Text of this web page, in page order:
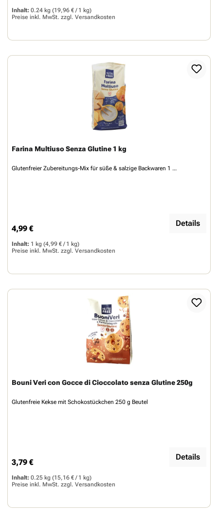
Inhalt: 0.24 kg (19,96 € / 1 kg)
Preise inkl. MwSt. zzgl. Versandkosten
Farina Multiuso Senza Glutine 1 kg
Glutenfreier Zubereitungs-Mix für süße & salzige Backwaren 1 ...
Regulärer Preis:
4,99 €
Details
Inhalt: 1 kg (4,99 € / 1 kg)
Preise inkl. MwSt. zzgl. Versandkosten
Bouni Veri con Gocce di Cioccolato senza Glutine 250g
Glutenfreie Kekse mit Schokostückchen 250 g Beutel
Regulärer Preis:
3,79 €
Details
Inhalt: 0.25 kg (15,16 € / 1 kg)
Preise inkl. MwSt. zzgl. Versandkosten